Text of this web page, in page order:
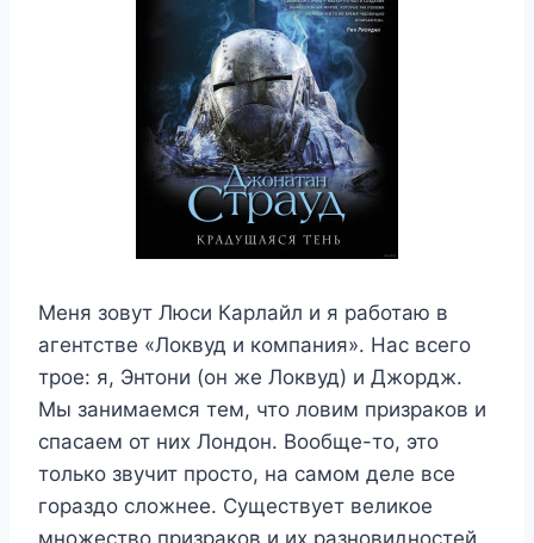
Меня зовут Люси Карлайл и я работаю в
агентстве «Локвуд и компания». Нас всего
трое: я, Энтони (он же Локвуд) и Джордж.
Мы занимаемся тем, что ловим призраков и
спасаем от них Лондон. Вообще-то, это
только звучит просто, на самом деле все
гораздо сложнее. Существует великое
множество призраков и их разновидностей,